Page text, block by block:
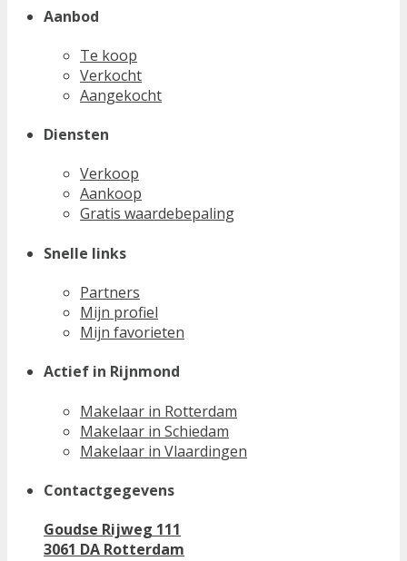
Aanbod
Te koop
Verkocht
Aangekocht
Diensten
Verkoop
Aankoop
Gratis waardebepaling
Snelle links
Partners
Mijn profiel
Mijn favorieten
Actief in Rijnmond
Makelaar in Rotterdam
Makelaar in Schiedam
Makelaar in Vlaardingen
Contactgegevens
Goudse Rijweg 111
3061 DA Rotterdam